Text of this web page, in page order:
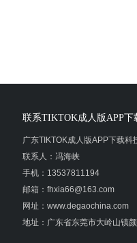
联系TIKTOK成人版APP下
广东TIKTOK成人版APP下载科
联系人：冯海峡
手机：13537811194
邮箱：fhxia66@163.com
网址：www.degaochina.com
地址：广东省东莞市大岭山